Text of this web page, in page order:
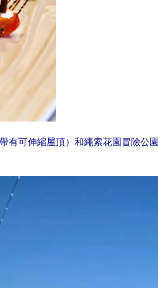
可伸縮屋頂）和繩索花園冒險公